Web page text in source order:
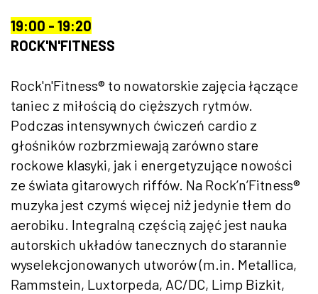
19:00 - 19:20
ROCK'N'FITNESS
Rock'n'Fitness® to nowatorskie zajęcia łączące
taniec z miłością do cięższych rytmów.
Podczas intensywnych ćwiczeń cardio z
głośników rozbrzmiewają zarówno stare
rockowe klasyki, jak i energetyzujące nowości
ze świata gitarowych riffów. Na Rock’n’Fitness®
muzyka jest czymś więcej niż jedynie tłem do
aerobiku. Integralną częścią zajęć jest nauka
autorskich układów tanecznych do starannie
wyselekcjonowanych utworów (m.in. Metallica,
Rammstein, Luxtorpeda, AC/DC, Limp Bizkit,